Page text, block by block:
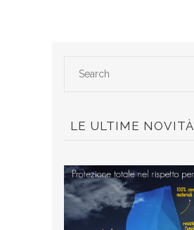
LE ULTIME NOVITÀ